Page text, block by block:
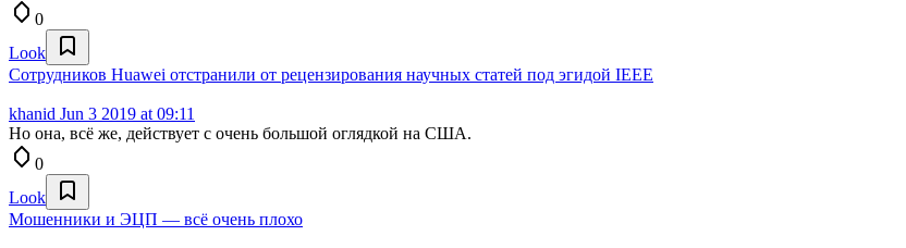
0
Look
Сотрудников Huawei отстранили от рецензирования научных статей под эгидой IEEE
khanid Jun 3 2019 at 09:11
Но она, всё же, действует с очень большой оглядкой на США.
0
Look
Мошенники и ЭЦП — всё очень плохо